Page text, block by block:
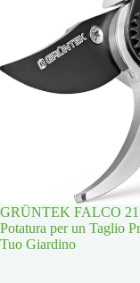
GRÜNTEK FALCO
Potatura per un Taglio
Tuo Giardino